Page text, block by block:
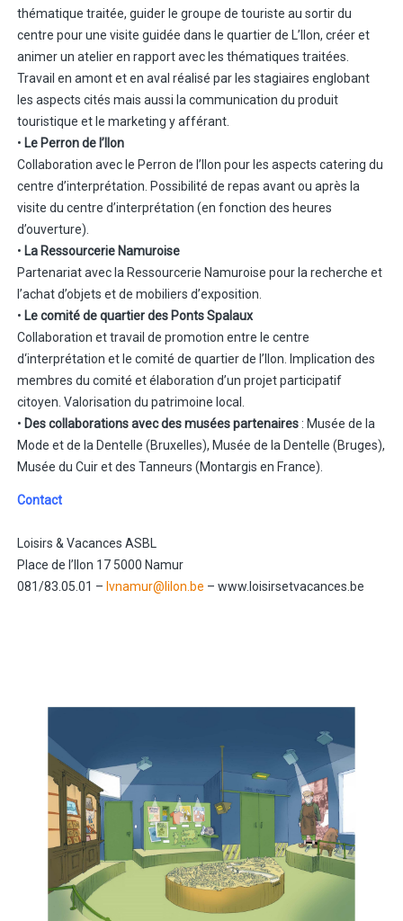
thématique traitée, guider le groupe de touriste au sortir du
centre pour une visite guidée dans le quartier de L’Ilon, créer et
animer un atelier en rapport avec les thématiques traitées.
Travail en amont et en aval réalisé par les stagiaires englobant
les aspects cités mais aussi la communication du produit
touristique et le marketing y afférant.
• Le Perron de l’Ilon
Collaboration avec le Perron de l’Ilon pour les aspects catering du
centre d’interprétation. Possibilité de repas avant ou après la
visite du centre d’interprétation (en fonction des heures
d’ouverture).
• La Ressourcerie Namuroise
Partenariat avec la Ressourcerie Namuroise pour la recherche et
l’achat d’objets et de mobiliers d’exposition.
• Le comité de quartier des Ponts Spalaux
Collaboration et travail de promotion entre le centre
d‘interprétation et le comité de quartier de l’Ilon. Implication des
membres du comité et élaboration d’un projet participatif
citoyen. Valorisation du patrimoine local.
• Des collaborations avec des musées partenaires : Musée de la
Mode et de la Dentelle (Bruxelles), Musée de la Dentelle (Bruges),
Musée du Cuir et des Tanneurs (Montargis en France).
Contact
Loisirs & Vacances ASBL
Place de l’Ilon 17 5000 Namur
081/83.05.01 –lvnamur@lilon.be – www.loisirsetvacances.be